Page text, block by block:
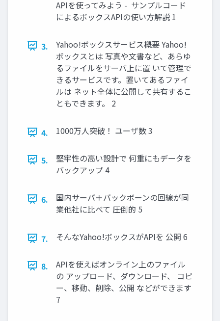
APIを使ってみよう - サンプルコード
によるボックスAPIの使い方解説 1
3.
Yahoo!ボックスサービス概要 Yahoo!
ボックスとは 写真や文書など、あらゆ
るファイルをサーバ上に置 いて管理で
きるサービスです。置いてあるファイ
ルは ネット全体に公開して共有するこ
ともできます。 2
4. 1000万人突破！ ユーザ数 3
5.
堅牢性の高い設計で 何重にもデータを
バックアップ 4
6.
国内サーバ＋バックボーンの回線が同
業他社に比べて 圧倒的 5
7. そんなYahoo!ボックスがAPIを 公開 6
8.
APIを使えばオンライン上のファイル
の アップロード、ダウンロード、 コピ
ー、移動、削除、公開 などができます
7